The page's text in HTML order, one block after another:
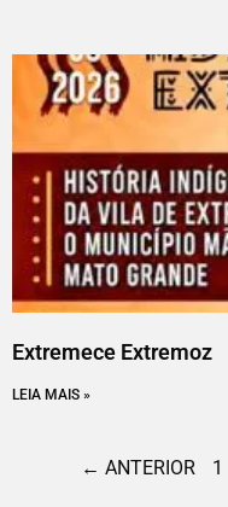
Extremece Extremoz
LEIA MAIS »
← ANTERIOR 1